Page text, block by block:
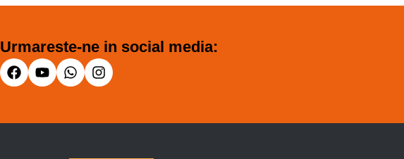
Urmareste-ne in social media: